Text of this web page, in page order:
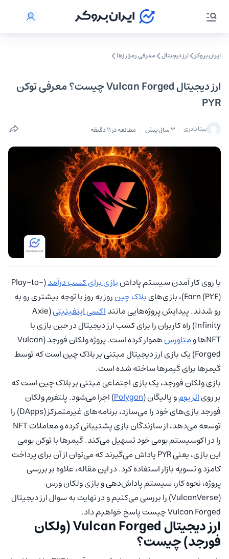
ایران بروکر ارز دیجیتال معرفی رمزارزها
ارز دیجیتال Vulcan Forged چیست؟ معرفی توکن
PYR
بیتا نادری 3 سال پیش مطالعه در 11 دقیقه
با روی کار آمدن سیستم پاداشبازی برای کسب درآمد (Play-to-
Earn (P2E))، بازی‌های
بلاک چینروز به روز با توجه بیشتری رو به
رو شدند. پیدایش پروژه‌هایی ماننداکسی اینفینیتی (Axie
Infinity) راه کاربران را برای کسب ارز دیجیتال در حین بازی با
NFTها و
متاورس
‌ هموار کرده است. پروژه ولکان فورجد (Vulcan
Forged) یک بازی ارز دیجیتال مبتنی بر بلاک چین است که توسط
گیمرها برای گیمرها ساخته شده است.
بازی ولکان فورجد، یک بازی اجتماعی مبتنی بر بلاک چین است که
بر رویاتریومو پالیگان (Polygon) اجرا می‌شود. پلتفرم ولکان
فورجد بازی‌های خود را می‌سازد، برنامه‌های غیرمتمرکز (DApps) را
توسعه می‌دهد، از سازندگان بازی‌ پشتیبانی کرده و معاملات NFT
را در اکوسیستم بومی خود تسهیل می‌کند. گیمرها با توکن بومی
این بازی، یعنی PYR پاداش می‌گیرند که می‌توان از آن برای پرداخت
کامزد و تسویه بازار استفاده کرد. در این مقاله، علاوه بر بررسی
پروژه، نحوه کار، سیستم پاداش‌دهی و بازی ولکان ورس
(VulcanVerse) را بررسی می‌کنیم و در نهایت به سوال ارز دیجیتال
Vulcan Forged چیست پاسخ خواهیم داد.
ارز دیجیتال Vulcan Forged (ولکان
فورجد) چیست؟